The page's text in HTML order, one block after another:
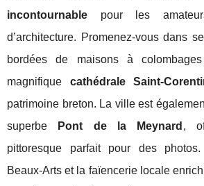
incontournable pour les
d’architecture. Promenez-vous dans
bordées de maisons à
magnifique cathédrale Saint-
patrimoine breton. La ville est
superbe
Pont de la Meynard ,
pittoresque parfait pour des
Beaux-Arts et la faïencerie locale